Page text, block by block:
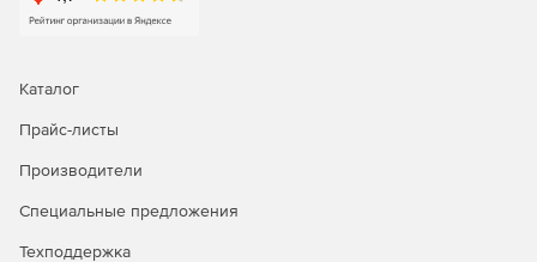
Каталог
Прайс-листы
Производители
Специальные предложения
Техподдержка